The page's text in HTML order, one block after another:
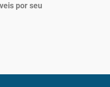
por seu